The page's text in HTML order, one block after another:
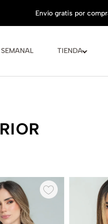
TIENDA